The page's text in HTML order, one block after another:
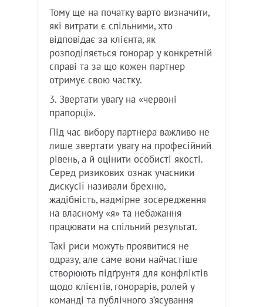
Тому ще на початку варто визначити,
які витрати є спільними, хто
відповідає за клієнта, як
розподіляється гонорар у конкретній
справі та за що кожен партнер
отримує свою частку.
3. Звертати увагу на «червоні
прапорці».
Під час вибору партнера важливо не
лише звертати увагу на професійний
рівень, а й оцінити особисті якості.
Серед ризикових ознак учасники
дискусії називали брехню,
жадібність, надмірне зосередження
на власному «я» та небажання
працювати на спільний результат.
Такі риси можуть проявитися не
одразу, але саме вони найчастіше
створюють підґрунтя для конфліктів
щодо клієнтів, гонорарів, ролей у
команді та публічного з’ясування